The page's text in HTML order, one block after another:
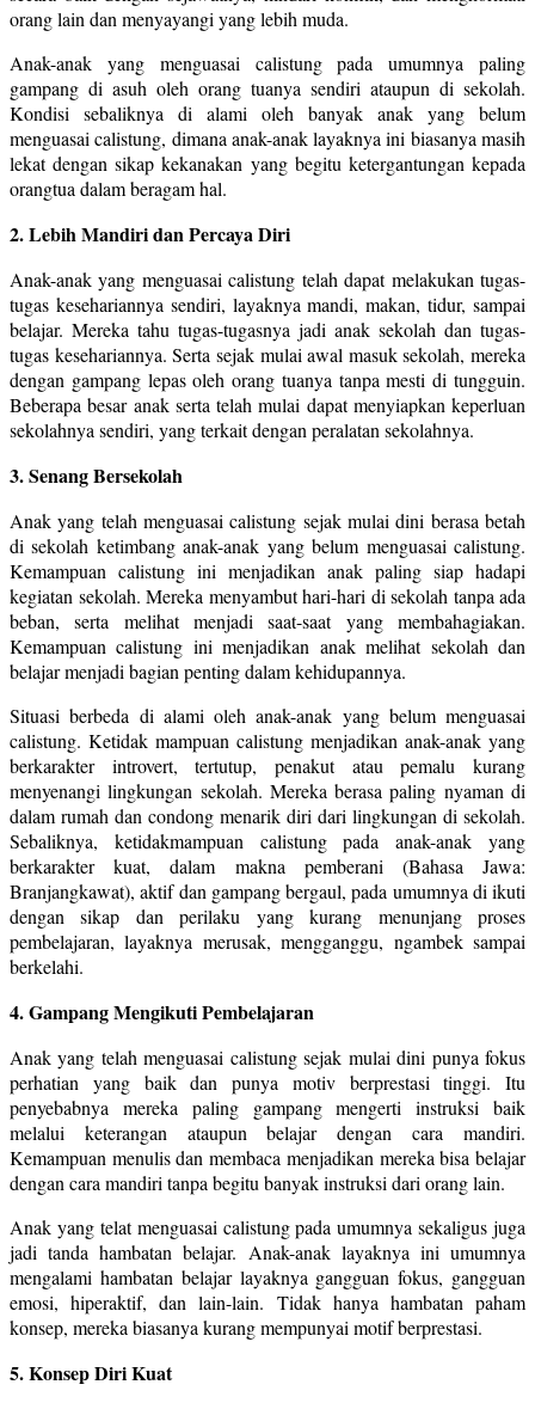
orang lain dan menyayangi yang lebih muda.
Anak-anak yang menguasai calistung pada umumnya paling
gampang di asuh oleh orang tuanya sendiri ataupun di sekolah.
Kondisi sebaliknya di alami oleh banyak anak yang belum
menguasai calistung, dimana anak-anak layaknya ini biasanya masih
lekat dengan sikap kekanakan yang begitu ketergantungan kepada
orangtua dalam beragam hal.
2. Lebih Mandiri dan Percaya Diri
Anak-anak yang menguasai calistung telah dapat melakukan tugas-
tugas kesehariannya sendiri, layaknya mandi, makan, tidur, sampai
belajar. Mereka tahu tugas-tugasnya jadi anak sekolah dan tugas-
tugas kesehariannya. Serta sejak mulai awal masuk sekolah, mereka
dengan gampang lepas oleh orang tuanya tanpa mesti di tungguin.
Beberapa besar anak serta telah mulai dapat menyiapkan keperluan
sekolahnya sendiri, yang terkait dengan peralatan sekolahnya.
3. Senang Bersekolah
Anak yang telah menguasai calistung sejak mulai dini berasa betah
di sekolah ketimbang anak-anak yang belum menguasai calistung.
Kemampuan calistung ini menjadikan anak paling siap hadapi
kegiatan sekolah. Mereka menyambut hari-hari di sekolah tanpa ada
beban, serta melihat menjadi saat-saat yang membahagiakan.
Kemampuan calistung ini menjadikan anak melihat sekolah dan
belajar menjadi bagian penting dalam kehidupannya.
Situasi berbeda di alami oleh anak-anak yang belum menguasai
calistung. Ketidak mampuan calistung menjadikan anak-anak yang
berkarakter introvert, tertutup, penakut atau pemalu kurang
menyenangi lingkungan sekolah. Mereka berasa paling nyaman di
dalam rumah dan condong menarik diri dari lingkungan di sekolah.
Sebaliknya, ketidakmampuan calistung pada anak-anak yang
berkarakter kuat, dalam makna pemberani (Bahasa Jawa:
Branjangkawat), aktif dan gampang bergaul, pada umumnya di ikuti
dengan sikap dan perilaku yang kurang menunjang proses
pembelajaran, layaknya merusak, mengganggu, ngambek sampai
berkelahi.
4. Gampang Mengikuti Pembelajaran
Anak yang telah menguasai calistung sejak mulai dini punya fokus
perhatian yang baik dan punya motiv berprestasi tinggi. Itu
penyebabnya mereka paling gampang mengerti instruksi baik
melalui keterangan ataupun belajar dengan cara mandiri.
Kemampuan menulis dan membaca menjadikan mereka bisa belajar
dengan cara mandiri tanpa begitu banyak instruksi dari orang lain.
Anak yang telat menguasai calistung pada umumnya sekaligus juga
jadi tanda hambatan belajar. Anak-anak layaknya ini umumnya
mengalami hambatan belajar layaknya gangguan fokus, gangguan
emosi, hiperaktif, dan lain-lain. Tidak hanya hambatan paham
konsep, mereka biasanya kurang mempunyai motif berprestasi.
5. Konsep Diri Kuat